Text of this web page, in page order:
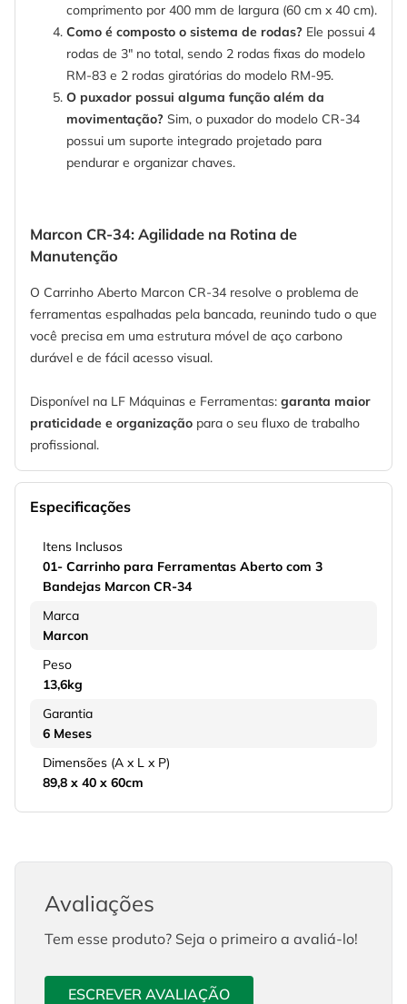
comprimento por 400 mm de largura (60 cm x 40 cm).
Como é composto o sistema de rodas? Ele possui 4
rodas de 3" no total, sendo 2 rodas fixas do modelo
RM-83 e 2 rodas giratórias do modelo RM-95.
O puxador possui alguma função além da
movimentação? Sim, o puxador do modelo CR-34
possui um suporte integrado projetado para
pendurar e organizar chaves.
Marcon CR-34: Agilidade na Rotina de
Manutenção
O Carrinho Aberto Marcon CR-34 resolve o problema de
ferramentas espalhadas pela bancada, reunindo tudo o que
você precisa em uma estrutura móvel de aço carbono
durável e de fácil acesso visual.
Disponível na LF Máquinas e Ferramentas: garanta maior
praticidade e organização para o seu fluxo de trabalho
profissional.
Especificações
Itens Inclusos
01- Carrinho para Ferramentas Aberto com 3
Bandejas Marcon CR-34
Marca
Marcon
Peso
13,6kg
Garantia
6 Meses
Dimensões (A x L x P)
89,8 x 40 x 60cm
Avaliações
Tem esse produto? Seja o primeiro a avaliá-lo!
ESCREVER AVALIAÇÃO